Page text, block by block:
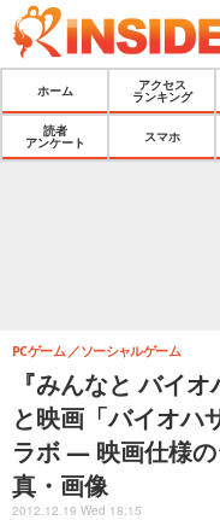
ホーム
アクセス
ランキング
読者
アンケート
スマホ
『みんなと バイ
と映画「バイオハ
ラボ ― 映画仕様
真・画像
PCゲーム ソーシャルゲーム
2012.12.19 Wed 18:15